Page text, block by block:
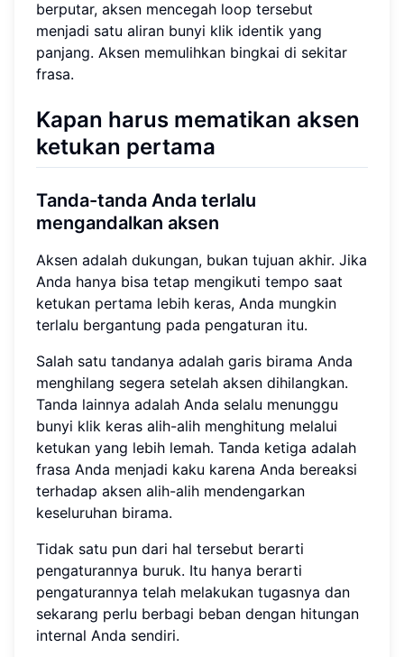
berputar, aksen mencegah loop tersebut
menjadi satu aliran bunyi klik identik yang
panjang. Aksen memulihkan bingkai di sekitar
frasa.
Kapan harus mematikan aksen
ketukan pertama
Tanda-tanda Anda terlalu
mengandalkan aksen
Aksen adalah dukungan, bukan tujuan akhir. Jika
Anda hanya bisa tetap mengikuti tempo saat
ketukan pertama lebih keras, Anda mungkin
terlalu bergantung pada pengaturan itu.
Salah satu tandanya adalah garis birama Anda
menghilang segera setelah aksen dihilangkan.
Tanda lainnya adalah Anda selalu menunggu
bunyi klik keras alih-alih menghitung melalui
ketukan yang lebih lemah. Tanda ketiga adalah
frasa Anda menjadi kaku karena Anda bereaksi
terhadap aksen alih-alih mendengarkan
keseluruhan birama.
Tidak satu pun dari hal tersebut berarti
pengaturannya buruk. Itu hanya berarti
pengaturannya telah melakukan tugasnya dan
sekarang perlu berbagi beban dengan hitungan
internal Anda sendiri.